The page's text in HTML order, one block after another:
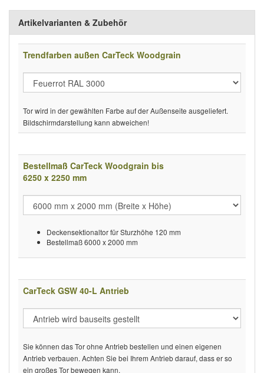
Artikelvarianten & Zubehör
Trendfarben außen CarTeck Woodgrain
Tor wird in der gewählten Farbe auf der Außenseite ausgeliefert.
Bildschirmdarstellung kann abweichen!
Bestellmaß CarTeck Woodgrain bis
6250 x 2250 mm
Deckensektionaltor für Sturzhöhe 120 mm
Bestellmaß 6000 x 2000 mm
CarTeck GSW 40-L Antrieb
Sie können das Tor ohne Antrieb bestellen und einen eigenen
Antrieb verbauen. Achten Sie bei Ihrem Antrieb darauf, dass er so
ein großes Tor bewegen kann.